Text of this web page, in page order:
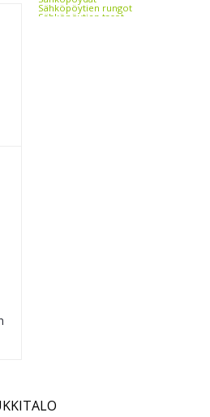
Sähköpöytien rungot
Sähköpöytien tasot